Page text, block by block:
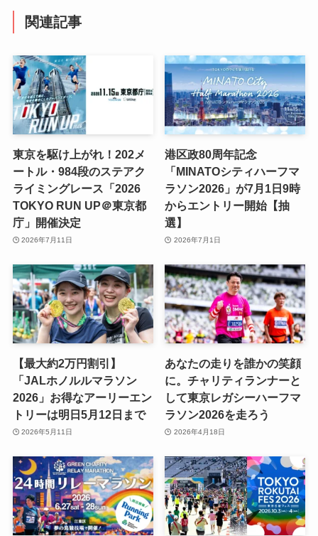
関連記事
東京を駆け上がれ！202メ
ートル・984段のステアク
ライミングレース「2026
TOKYO RUN UP＠東京都
庁」開催決定
2026年7月11日
港区政80周年記念
「MINATOシティハーフマ
ラソン2026」が7月1日9時
からエントリー開始【抽
選】
2026年7月1日
【最大約2万円割引】
「JALホノルルマラソン
2026」お得なアーリーエン
トリーは明日5月12日まで
2026年5月11日
あなたの走りを誰かの笑顔
に。チャリティランナーと
して東京レガシーハーフマ
ラソン2026を走ろう
2026年4月18日